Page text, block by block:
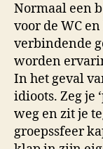
Normaal een
voor de WC
verbindende
worden
In het geval
idioots. Zeg je
weg en zit je
groepssfeer